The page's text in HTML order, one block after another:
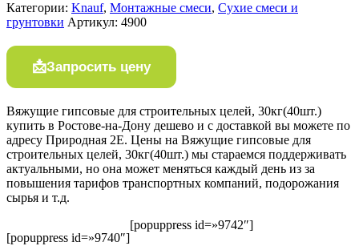
Категории: Knauf, Монтажные смеси, Сухие смеси и
грунтовки Артикул: 4900
Запросить цену
Вяжущие гипсовые для строительных целей, 30кг(40шт.)
купить в Ростове-на-Дону дешево и с доставкой вы можете по
адресу Природная 2Е. Цены на Вяжущие гипсовые для
строительных целей, 30кг(40шт.) мы стараемся поддерживать
актуальными, но она может меняться каждый день из за
повышения тарифов транспортных компаний, подорожания
сырья и т.д.
[popuppress id=»9740″]
[popuppress id=»9742″]